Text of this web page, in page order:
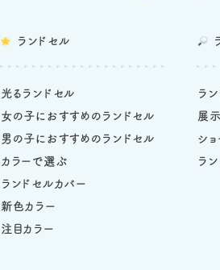
ランドセル
光るランドセル
女の子におすすめのランドセル
男の子におすすめのランドセル
カラーで選ぶ
ランドセルカバー
新色カラー
注目カラー
ラ
展
シ
ラ